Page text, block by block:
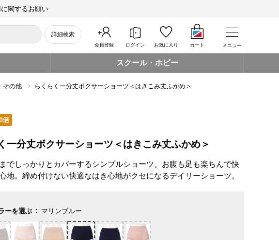
関するお願い
詳細検索
会員登録 ログイン お気に入り カート メニュー
スクール・ホビー
その他 らくらく一分丈ボクサーショーツ＜はきこみ丈ふかめ＞
一分丈ボクサーショーツ＜はきこみ丈ふかめ＞
でしっかりとカバーするシンプルショーツ。お腹も足も楽ちんで快
地。締め付けない快適なはき心地がクセになるデイリーショーツ。
ーを選ぶ マリンブルー